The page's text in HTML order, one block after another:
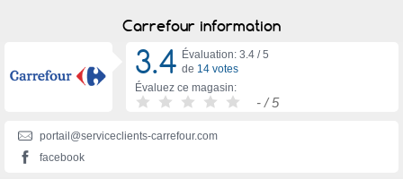
Carrefour information
3.4 Évaluation: 3.4 /5
de 14 votes
Évaluez ce magasin:
- / 5
portail@serviceclients-carrefour.com
facebook